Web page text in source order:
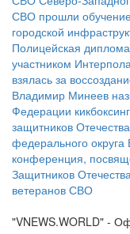
СВО прошли
городской
Полицейская
участником
взялась за
Владимир Минеев
Федерации
защитников
федерального округа
конференция,
Защитников
ветеранов СВО
"VNEWS.WORLD" -